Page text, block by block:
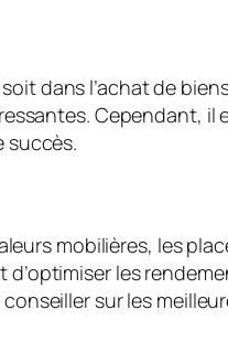
dans l’achat de
Cependant, il
succès.
mobilières, les
les
sur les